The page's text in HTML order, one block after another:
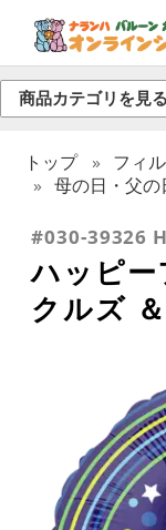
商品カテゴリを見る
トップ フィ
母の日・父の
#030-39326
ハッピ
クルズ